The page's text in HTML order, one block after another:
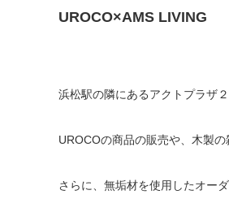
UROCO×AMS LIVING
浜松駅の隣にあるアクトプラザ
UROCOの商品の販売や、木製の
さらに、無垢材を使用したオー